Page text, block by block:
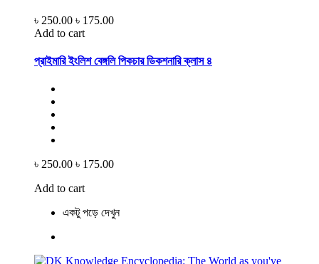
৳ 250.00 ৳ 175.00
Add to cart
প্রাইমারি ইংলিশ বেঙ্গলি পিকচার ডিকশনারি ক্লাস ৪
৳ 250.00 ৳ 175.00
Add to cart
একটু পড়ে দেখুন